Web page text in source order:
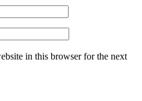
in this browser for the next